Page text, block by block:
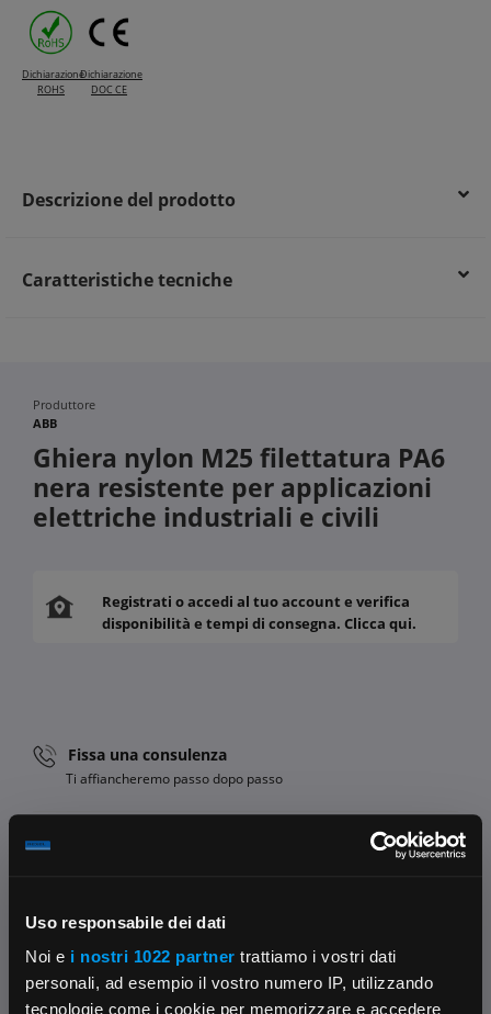
Uso responsabile dei dati
Noi e i nostri 1022 partner trattiamo i vostri dati
personali, ad esempio il vostro numero IP, utilizzando
tecnologie come i cookie per memorizzare e accedere
Dichiarazione
ROHS
Dichiarazione
DOC CE
Descrizione del prodotto
Caratteristiche tecniche
Produttore
ABB
Ghiera nylon M25 filettatura PA6
nera resistente per applicazioni
elettriche industriali e civili
Registrati o accedi al tuo account e verifica
disponibilità e tempi di consegna. Clicca qui.
Fissa una consulenza
Ti affiancheremo passo dopo passo
Condividi: